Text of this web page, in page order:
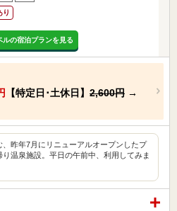
り
ルの宿泊プランを見る
【特定日･土休日】 2,600円 →
昨年7月にリニューアルオープンしたプ
り温泉施設。平日の午前中、利用してみま